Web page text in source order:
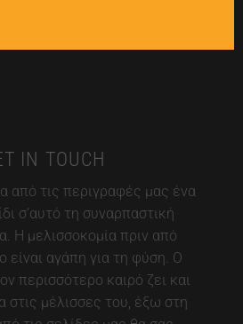
IN TOUCH
από τις περιγραφές μας ένα
σ’αυτό τη συναρπαστική
Η μελισσοκομία πριν από
είναι αγάπη για τη φύση. Ο
περισσότερο καιρό ζει και
στις μέλισσες του, έξω στη